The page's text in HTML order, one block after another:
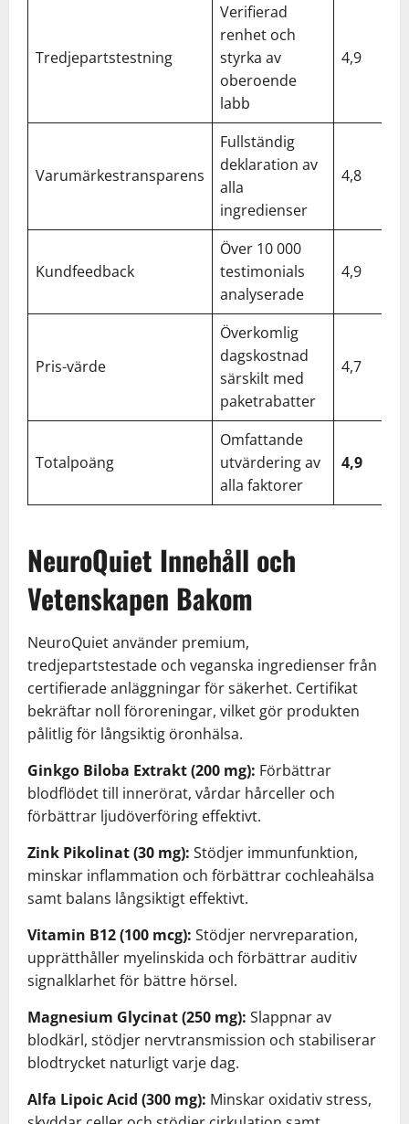
Tredjepartstestning
Verifierad
renhet och
styrka av
oberoende
labb
4,9
Varumärkestransparens
Fullständig
deklaration av
alla
ingredienser
4,8
Kundfeedback
Över 10 000
testimonials
analyserade
4,9
Pris-värde
Överkomlig
dagskostnad
särskilt med
paketrabatter
4,7
Totalpoäng
Omfattande
utvärdering av
alla faktorer
4,9
NeuroQuiet Innehåll och
Vetenskapen Bakom
NeuroQuiet använder premium,
tredjepartstestade och veganska ingredienser från
certifierade anläggningar för säkerhet. Certifikat
bekräftar noll föroreningar, vilket gör produkten
pålitlig för långsiktig öronhälsa.
Ginkgo Biloba Extrakt (200 mg): Förbättrar
blodflödet till innerörat, vårdar hårceller och
förbättrar ljudöverföring effektivt.
Zink Pikolinat (30 mg): Stödjer immunfunktion,
minskar inflammation och förbättrar cochleahälsa
samt balans långsiktigt effektivt.
Vitamin B12 (100 mcg): Stödjer nervreparation,
upprätthåller myelinskida och förbättrar auditiv
signalklarhet för bättre hörsel.
Magnesium Glycinat (250 mg): Slappnar av
blodkärl, stödjer nervtransmission och stabiliserar
blodtrycket naturligt varje dag.
Alfa Lipoic Acid (300 mg): Minskar oxidativ stress,